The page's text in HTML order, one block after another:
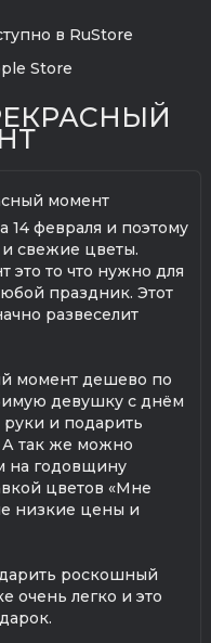
14 февраля и поэтому
свежие цветы.
это то что нужно для
праздник. Этот
развеселит
момент дешево по
девушку с днём
и подарить
так же можно
на годовщину
цветов «Мне
низкие цены и
роскошный
очень легко и это